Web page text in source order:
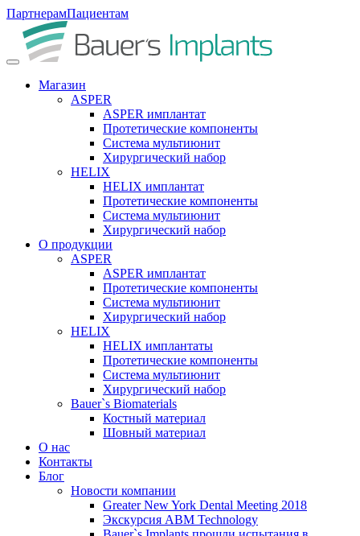
ПартнерамПациентам
Магазин
ASPER
ASPER имплантат
Протетические компоненты
Система мультиюнит
Хирургический набор
HELIX
HELIX имплантат
Протетические компоненты
Система мультиюнит
Хирургический набор
О продукции
ASPER
ASPER имплантат
Протетические компоненты
Система мультиюнит
Хирургический набор
HELIX
HELIX имплантаты
Протетические компоненты
Система мультиюнит
Хирургический набор
Bauer`s Biomaterials
Костный материал
Шовный материал
О нас
Контакты
Блог
Новости компании
Greater New York Dental Meeting 2018
Экскурсия ABM Technology